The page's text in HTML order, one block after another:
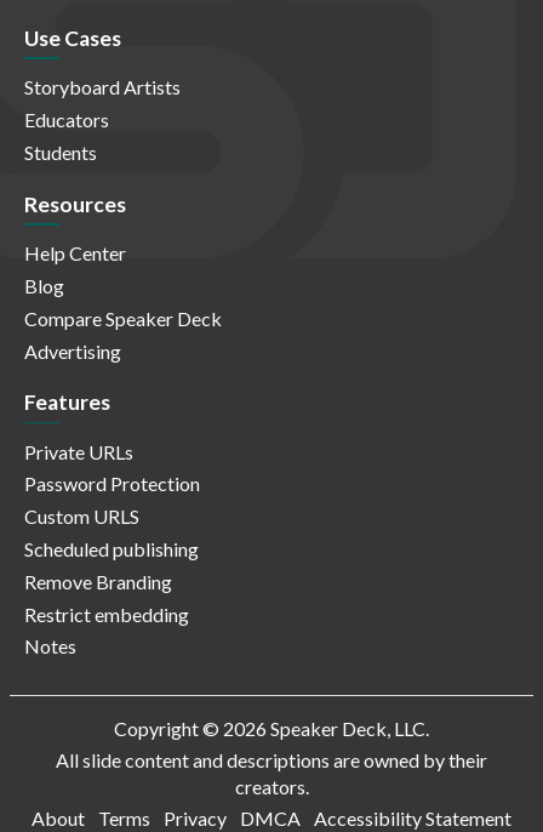
Use Cases
Storyboard Artists
Educators
Students
Resources
Help Center
Blog
Compare Speaker Deck
Advertising
Features
Private URLs
Password Protection
Custom URLS
Scheduled publishing
Remove Branding
Restrict embedding
Notes
Copyright © 2026 Speaker Deck, LLC.
All slide content and descriptions are owned by their
creators.
About
Terms Privacy DMCA Accessibility Statement